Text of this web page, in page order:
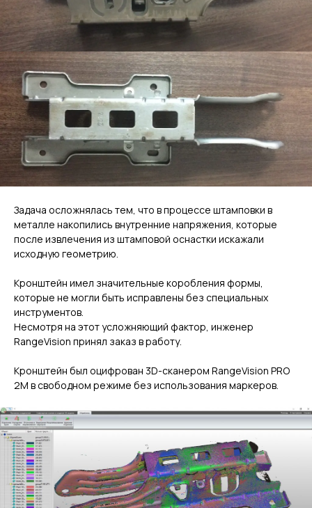
Задача осложнялась тем, что в процессе штамповки в
металле накопились внутренние напряжения, которые
после извлечения из штамповой оснастки искажали
исходную геометрию.
Кронштейн имел значительные коробления формы,
которые не могли быть исправлены без специальных
инструментов.
Несмотря на этот усложняющий фактор, инженер
RangeVision принял заказ в работу.
Кронштейн был оцифрован 3D-сканером RangeVision PRO
2M в свободном режиме без использования маркеров.